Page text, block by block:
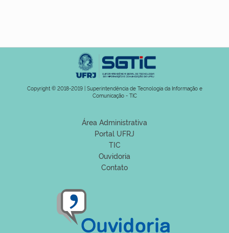
Copyright © 2018-2019 | Superintendência de Tecnologia da Informação e
Comunicação - TIC
Área Administrativa
Portal UFRJ
TIC
Ouvidoria
Contato